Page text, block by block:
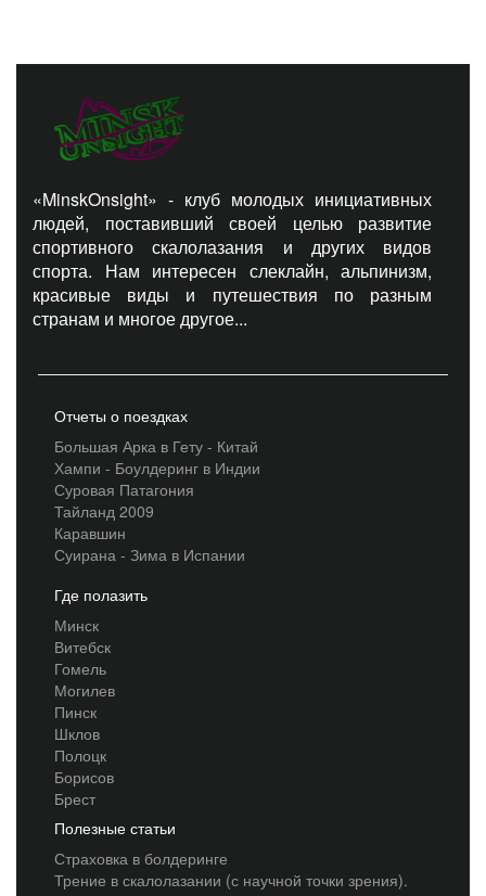
«MinskOnsight» - клуб молодых инициативных
людей, поставивший своей целью развитие
спортивного скалолазания и других видов
спорта. Нам интересен слеклайн, альпинизм,
красивые виды и путешествия по разным
странам и многое другое...
Отчеты о поездках
Большая Арка в Гету - Китай
Хампи - Боулдеринг в Индии
Суровая Патагония
Тайланд 2009
Каравшин
Суирана - Зима в Испании
Где полазить
Минск
Витебск
Гомель
Могилев
Пинск
Шклов
Полоцк
Борисов
Брест
Полезные статьи
Страховка в болдеринге
Трение в скалолазании (с научной точки зрения).